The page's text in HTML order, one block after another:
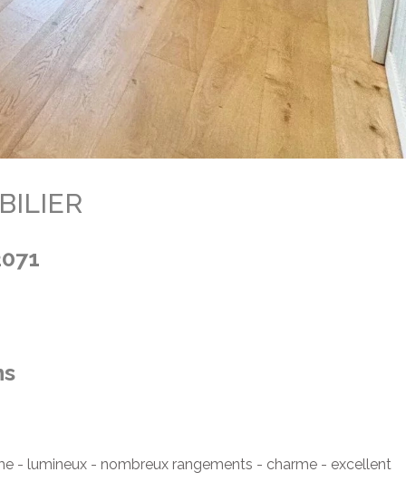
- lumineux - nombreux rangements - charme - excellent